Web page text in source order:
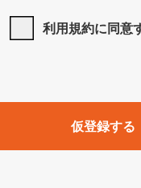
るものとします。
る以下のサービス（名
て当社が実施するイベン
」「MarkeZine」「
利用規約に同意
仮登録する